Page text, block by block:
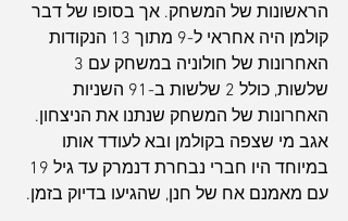
הראשונות של המשחק. אך בסופו של דבר
קולמן היה אחראי ל-9 מתוך 13 הנקודות
שלשות, כולל 2 שלשות ב-91 השניות
האחרונות של המשחק שנתנו את הניצחון.
אגב מי שצפה בקולמן ובא לעודד אותו
עם מאמנם אח של חנן, שהגיעו בדיוק בזמן.